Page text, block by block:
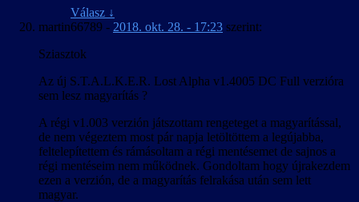
Válasz ↓
martin66789 - 2018. okt. 28. - 17:23 szerint:
Sziasztok
Az új S.T.A.L.K.E.R. Lost Alpha v1.4005 DC Full verzióra
sem lesz magyarítás ?
A régi v1.003 verzión játszottam rengeteget a magyarítással,
de nem végeztem most pár napja letöltöttem a legújabba,
feltelepítettem és rámásoltam a régi mentésemet de sajnos a
régi mentéseim nem működnek. Gondoltam hogy újrakezdem
ezen a verzión, de a magyarítás felrakása után sem lett
magyar.